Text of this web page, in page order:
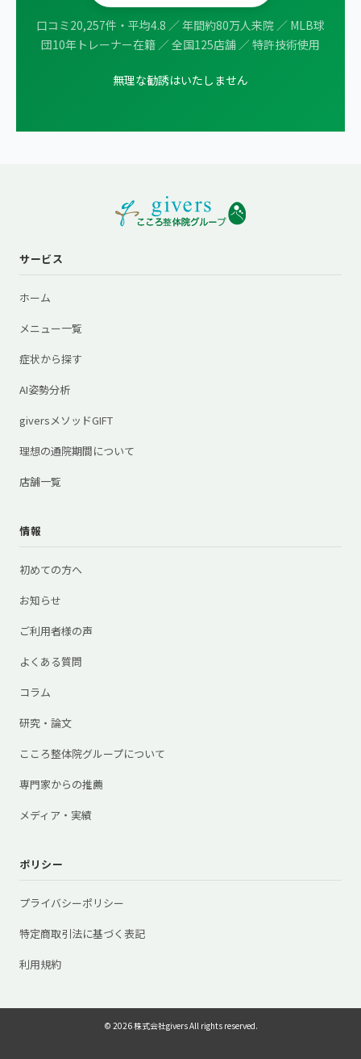
口コミ20,257件・平均4.8 ／ 年間約80万人来院 ／ MLB球
団10年トレーナー在籍 ／ 全国125店舗 ／ 特許技術使用
無理な勧誘はいたしません
サービス
ホーム
メニュー一覧
症状から探す
AI姿勢分析
giversメソッドGIFT
理想の通院期間について
店舗一覧
情報
初めての方へ
お知らせ
ご利用者様の声
よくある質問
コラム
研究・論文
こころ整体院グループについて
専門家からの推薦
メディア・実績
ポリシー
プライバシーポリシー
特定商取引法に基づく表記
利用規約
© 2026 株式会社givers All rights reserved.